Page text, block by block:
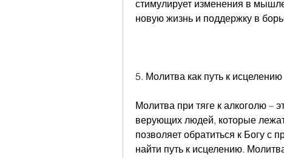
стимулирует изменения в
новую жизнь и поддержку в
5. Молитва как путь к исцелению
Молитва при тяге к алкоголю –
верующих людей, которые
позволяет обратиться к Богу с
найти путь к исцелению.